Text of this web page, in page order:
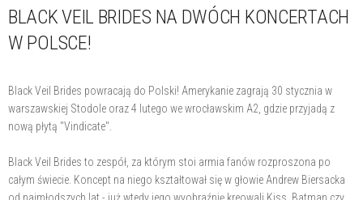
BLACK VEIL BRIDES NA DWÓCH KONCERTACH
W POLSCE!
Black Veil Brides powracają do Polski! Amerykanie zagrają 30 stycznia w
warszawskiej Stodole oraz 4 lutego we wrocławskim A2, gdzie przyjadą z
nową płytą "Vindicate".
Black Veil Brides to zespół, za którym stoi armia fanów rozproszona po
całym świecie. Koncept na niego kształtował się w głowie Andrew Biersacka